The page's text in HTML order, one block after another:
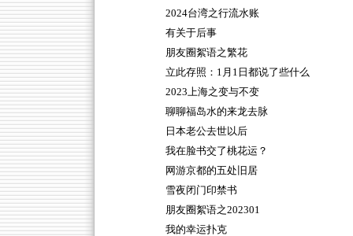
2024台湾之行流水账
有关于后事
朋友圈絮语之繁花
立此存照：1月1日都说了些什么
2023上海之变与不变
聊聊福岛水的来龙去脉
日本老公去世以后
我在脸书交了桃花运？
网游京都的五处旧居
雪夜闭门印禁书
朋友圈絮语之202301
我的幸运扑克